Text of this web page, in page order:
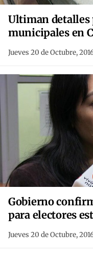
Ultiman detalles
municipales en
Jueves 20 de Octubre,
Gobierno
para electores
Jueves 20 de Octubre,